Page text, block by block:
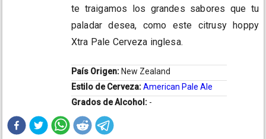
te traigamos los grandes sabores que tu
paladar desea, como este citrusy hoppy
Xtra Pale Cerveza inglesa.
País Origen: New Zealand
Estilo de Cerveza:American Pale Ale
Grados de Alcohol: -